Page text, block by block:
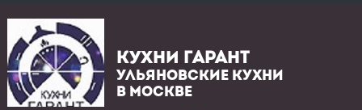
КУХНИ ГАРАНТ
УЛЬЯНОВСКИЕ КУХНИ
В МОСКВЕ